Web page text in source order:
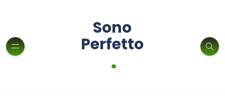
Sono
Perfetto
.